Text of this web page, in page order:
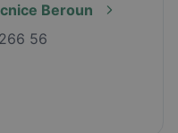
Beroun
56